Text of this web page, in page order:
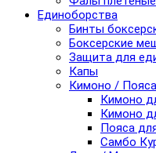
Единоборства
Бинты
Боксерские
Защита для
Капы
Кимоно / Пояса
Кимоно
Кимоно
Пояса
Самбо